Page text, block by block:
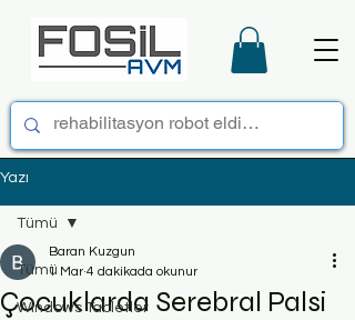
Yazı
Tümü
Windows Tabletler
Tümü
Çocuklarda Serebral Palsi
Baran Kuzgun
1 Mar 4 dakikada okunur